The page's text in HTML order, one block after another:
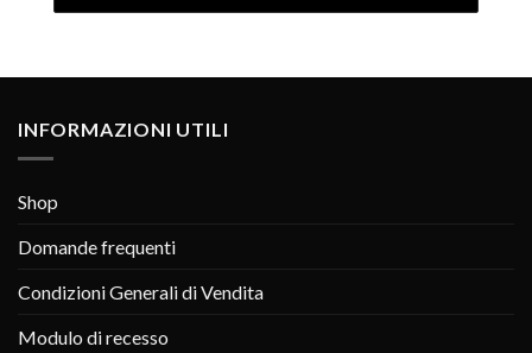
INFORMAZIONI UTILI
Shop
Domande frequenti
Condizioni Generali di Vendita
Modulo di recesso